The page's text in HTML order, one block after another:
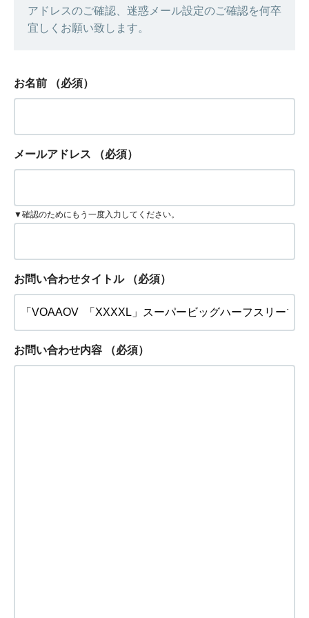
アドレスのご確認、迷惑メール設定のご確認を何卒
宜しくお願い致します。
お名前 （必須）
メールアドレス （必須）
▼確認のためにもう一度入力してください。
お問い合わせタイトル （必須）
お問い合わせ内容 （必須）